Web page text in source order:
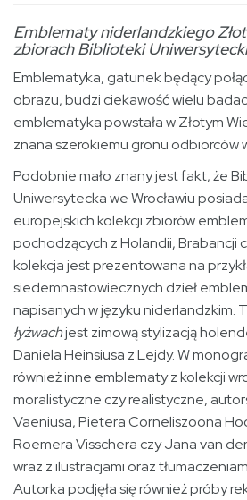
Emblematy niderlandzkiego
zbiorach Biblioteki
Emblematyka, gatunek będący
obrazu, budzi ciekawość wielu
emblematyka powstała w Złotym
znana szerokiemu gronu odbiorców
Podobnie mało znany jest fakt, że
Uniwersytecka we Wrocławiu
europejskich kolekcji zbiorów
pochodzących z Holandii, Brabancji
kolekcja jest prezentowana na
siedemnastowiecznych dzieł
napisanych w języku niderlandzkim.
łyżwachjest zimową stylizacją
Daniela Heinsiusa z Lejdy. W
również inne emblematy z kolekcji
moralistyczne czy realistyczne,
Vaeniusa, Pietera Corneliszoona
Roemera Visschera czy Jana van
wraz z ilustracjami oraz
Autorka podjęła się również próby